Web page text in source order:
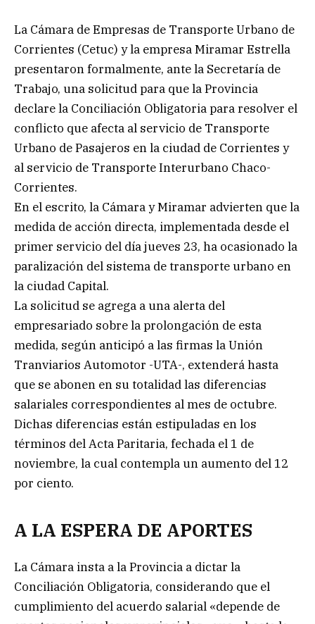
La Cámara de Empresas de Transporte Urbano de
Corrientes (Cetuc) y la empresa Miramar Estrella
presentaron formalmente, ante la Secretaría de
Trabajo, una solicitud para que la Provincia
declare la Conciliación Obligatoria para resolver el
conflicto que afecta al servicio de Transporte
Urbano de Pasajeros en la ciudad de Corrientes y
al servicio de Transporte Interurbano Chaco-
Corrientes.
En el escrito, la Cámara y Miramar advierten que la
medida de acción directa, implementada desde el
primer servicio del día jueves 23, ha ocasionado la
paralización del sistema de transporte urbano en
la ciudad Capital.
La solicitud se agrega a una alerta del
empresariado sobre la prolongación de esta
medida, según anticipó a las firmas la Unión
Tranviarios Automotor -UTA-, extenderá hasta
que se abonen en su totalidad las diferencias
salariales correspondientes al mes de octubre.
Dichas diferencias están estipuladas en los
términos del Acta Paritaria, fechada el 1 de
noviembre, la cual contempla un aumento del 12
por ciento.
A LA ESPERA DE APORTES
La Cámara insta a la Provincia a dictar la
Conciliación Obligatoria, considerando que el
cumplimiento del acuerdo salarial «depende de